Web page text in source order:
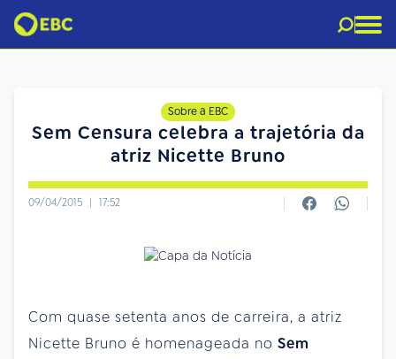
Sobre a EBC
Sem Censura celebra a trajetória da
atriz Nicette Bruno
09/04/2015 | 17:52
Com quase setenta anos de carreira, a atriz
Nicette Bruno é homenageada no Sem